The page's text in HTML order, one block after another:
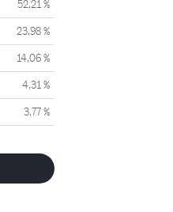
52,21 %
23,98 %
14,06 %
4,31 %
3,77 %